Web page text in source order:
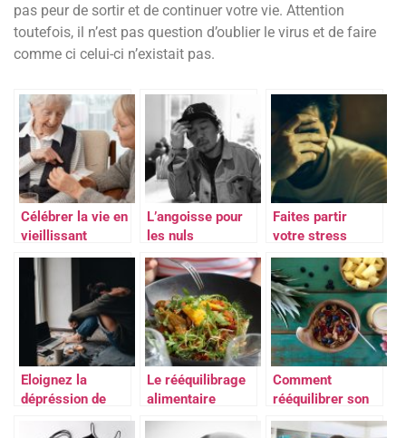
pas peur de sortir et de continuer votre vie. Attention
toutefois, il n’est pas question d’oublier le virus et de faire
comme ci celui-ci n’existait pas.
Célébrer la vie en
vieillissant
L’angoisse pour
les nuls
Faites partir
votre stress
Eloignez la
dépréssion de
Le rééquilibrage
alimentaire
Comment
rééquilibrer son
alimentation ?